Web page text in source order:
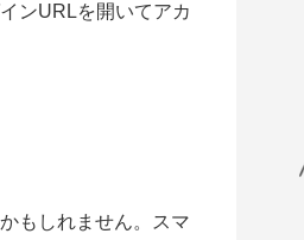
ンURLを開いてアカ
もしれません。スマ